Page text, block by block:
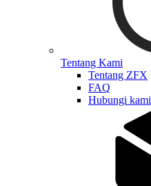
Tentang Kami
Tentang ZFX
FAQ
Hubungi kami